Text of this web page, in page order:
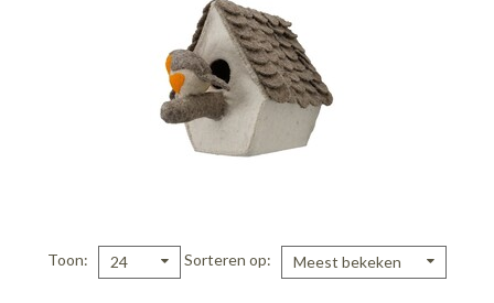
Toon 24 Sorteren op Meest bekeken